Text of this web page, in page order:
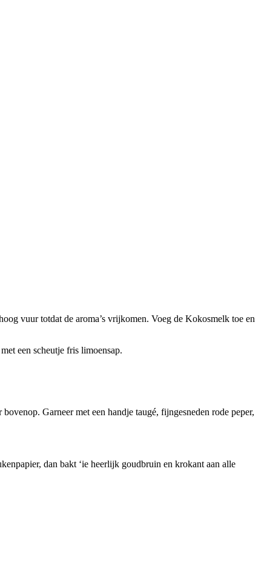
vuur totdat de aroma’s vrijkomen. Voeg de Kokosmelk toe en
een scheutje fris limoensap.
Garneer met een handje taugé, fijngesneden rode peper,
dan bakt ‘ie heerlijk goudbruin en krokant aan alle